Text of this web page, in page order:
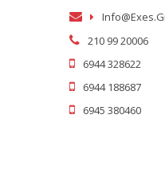
210 99 20006
6944 328622
6944 188687
6945 380460